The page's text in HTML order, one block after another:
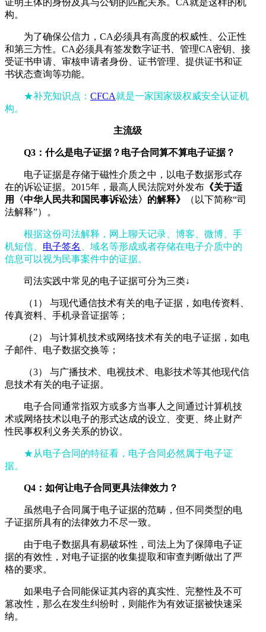
构。
为了确保公信力，CA必须具有高度的权威性、公正性
和第三方性。CA必须具有签发数字证书、管理CA密钥、接
受证书申请、审核申请者身份、证书管理、提供证书和证
书状态查询等功能。
★补充知识点： CFCA就是一家国家级权威安全认证机
构。
主流级
Q3：什么是电子证据？电子合同算不算电子证据？
电子证据是存储于磁性介质之中，以电子数据形式存
在的诉讼证据。2015年，最高人民法院对外发布 《关于适
用〈中华人民共和国民事诉讼法〉的解释》
（以下简称“司
法解释”）。
根据这份司法解释，网上聊天记录、博客、微博、手
机短信、 电子签名
、域名等形成或者存储在电子介质中的
信息可以视为民事案件中的证据。
司法实践中常见的电子证据可分为三类↓
（1） 与现代通信技术有关的电子证据，如电传资料、
传真资料、手机录音证据等；
（2） 与计算机技术或网络技术有关的电子证据，如电
子邮件、电子数据交换等；
（3） 与广播技术、电视技术、电影技术等其他现代信
息技术有关的电子证据。
电子合同通常指双方或多方当事人之间通过计算机技
术或网络技术以电子的形式达成的设立、变更、终止财产
性民事权利义务关系的协议。
★从电子合同的特征看，电子合同必然属于电子证
据。
Q4：如何让电子合同更具法律效力？
虽然电子合同属于电子证据的范畴，但不同类型的电
子证据所具有的法律效力不尽一致。
由于电子数据具有易破坏性，司法上为了保障电子证
据的有效性，对电子证据的收集提取和审查判断做出了严
格的要求。
如果电子合同能保证其内容的真实性、完整性及不可
篡改性，那么在发生纠纷时，则能作为有效证据被快速采
纳。